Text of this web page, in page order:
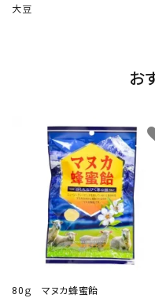
大豆
お
80ｇ マヌカ蜂蜜飴